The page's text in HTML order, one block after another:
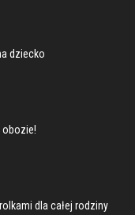
dziecko
obozie!
dla całej rodziny